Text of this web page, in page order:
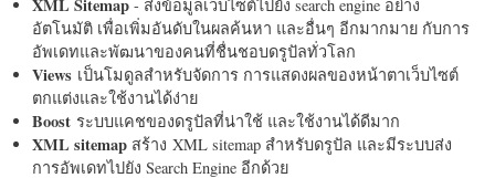
XML Sitemap - ส่งข้อมูลเว็บไซต์ไปยัง search engine อย่าง
อัตโนมัติ เพื่อเพิ่มอันดับในผลค้นหา และอื่นๆ อีกมากมาย กับการ
อัพเดทและพัฒนาของคนที่ชื่นชอบดรูปัลทั่วโลก
Views เป็นโมดูลสำหรับจัดการ การแสดงผลของหน้าตาเว็บไซต์
ตกแต่งและใช้งานได้ง่าย
Boost ระบบแคชของดรูปัลที่น่าใช้ และใช้งานได้ดีมาก
XML sitemap สร้าง XML sitemap สำหรับดรูปัล และมีระบบส่ง
การอัพเดทไปยัง Search Engine อีกด้วย